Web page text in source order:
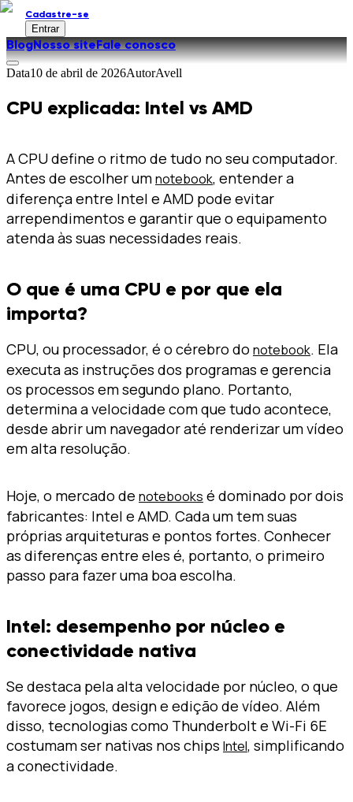
Cadastre-se
Entrar
BlogNosso siteFale conosco
Data10 de abril de 2026AutorAvell
CPU explicada: Intel vs AMD
A CPU define o ritmo de tudo no seu computador.
Antes de escolher umnotebook, entender a
diferença entre Intel e AMD pode evitar
arrependimentos e garantir que o equipamento
atenda às suas necessidades reais.
O que é uma CPU e por que ela
importa?
CPU, ou processador, é o cérebro do notebook. Ela
executa as instruções dos programas e gerencia
os processos em segundo plano. Portanto,
determina a velocidade com que tudo acontece,
desde abrir um navegador até renderizar um vídeo
em alta resolução.
Hoje, o mercado de notebooks é dominado por dois
fabricantes: Intel e AMD. Cada um tem suas
próprias arquiteturas e pontos fortes. Conhecer
as diferenças entre eles é, portanto, o primeiro
passo para fazer uma boa escolha.
Intel: desempenho por núcleo e
conectividade nativa
Se destaca pela alta velocidade por núcleo, o que
favorece jogos, design e edição de vídeo. Além
disso, tecnologias como Thunderbolt e Wi-Fi 6E
costumam ser nativas nos chips Intel, simplificando
a conectividade.